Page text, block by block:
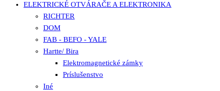
ELEKTRICKÉ OTVÁRAČE A ELEKTRONIKA
RICHTER
DOM
FAB - BEFO - YALE
Hartte/ Bira
Elektromagnetické zámky
Príslušenstvo
Iné